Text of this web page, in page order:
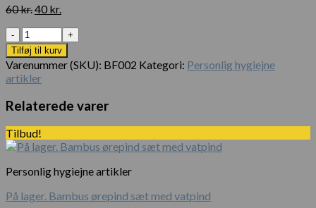
60kr.Den
var:
60 kr..
40 kr.
pris
er:
40 kr..
Antal
Tilføj til kurv
Varenummer (SKU): BF002 Kategori: Personlig hygiejne
artikler
Relaterede varer
Tilbud!
Personlig hygiejne artikler
På lager. Bambus ørepind sæt med vatpind